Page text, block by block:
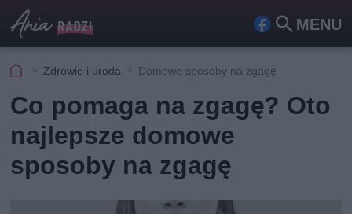
MENU
Fa
ook
Szu
Zdrowie i uroda Domowe sposoby na zgagę
Co pomaga na zgagę? Oto
najlepsze domowe
sposoby na zgagę